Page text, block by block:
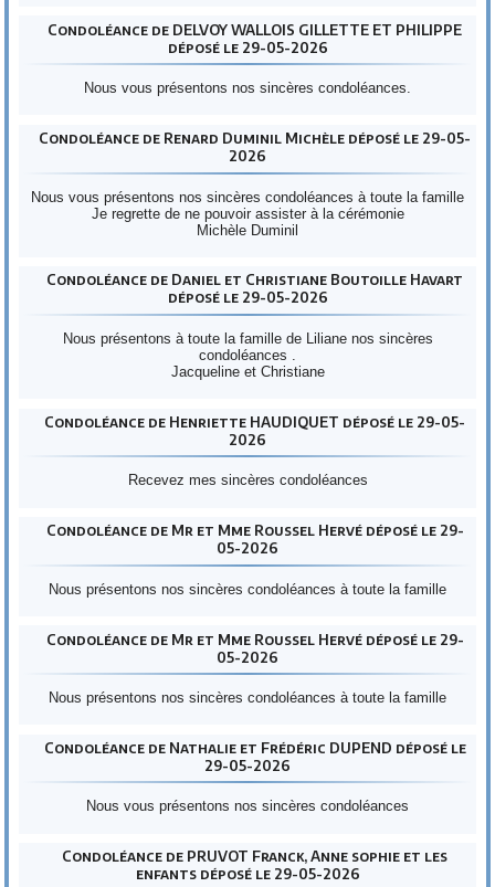
Condoléance de DELVOY WALLOIS GILLETTE ET PHILIPPE
déposé le 29-05-2026
Nous vous présentons nos sincères condoléances.
Condoléance de Renard Duminil Michèle déposé le 29-05-
2026
Nous vous présentons nos sincères condoléances à toute la famille
Je regrette de ne pouvoir assister à la cérémonie
Michèle Duminil
Condoléance de Daniel et Christiane Boutoille Havart
déposé le 29-05-2026
Nous présentons à toute la famille de Liliane nos sincères
condoléances .
Jacqueline et Christiane
Condoléance de Henriette HAUDIQUET déposé le 29-05-
2026
Recevez mes sincères condoléances
Condoléance de Mr et Mme Roussel Hervé déposé le 29-
05-2026
Nous présentons nos sincères condoléances à toute la famille
Condoléance de Mr et Mme Roussel Hervé déposé le 29-
05-2026
Nous présentons nos sincères condoléances à toute la famille
Condoléance de Nathalie et Frédéric DUPEND déposé le
29-05-2026
Nous vous présentons nos sincères condoléances
Condoléance de PRUVOT Franck, Anne sophie et les
enfants déposé le 29-05-2026